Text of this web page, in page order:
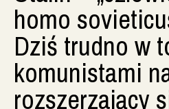
homo
Dziś trudno w
komunistami
rozszerzający